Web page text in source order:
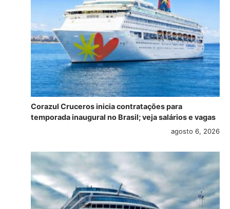
Corazul Cruceros inicia contratações para
temporada inaugural no Brasil; veja salários e vagas
agosto 6, 2026